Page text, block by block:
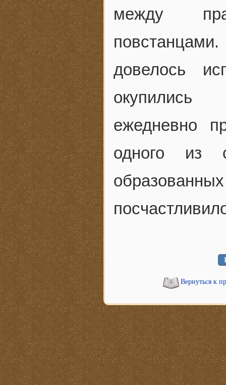
между
довелось
окупились
ежедневно
одного из
Вернуться к